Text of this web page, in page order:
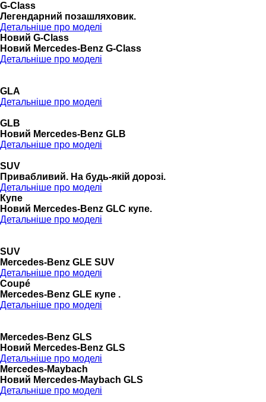
G-Class
Легендарний позашляховик.
Детальніше про моделі
Новий G-Class
Новий Mercedes-Benz G-Class
Детальніше про моделі
GLA
Детальніше про моделі
GLB
Новий Mercedes-Benz GLB
Детальніше про моделі
SUV
Привабливий. На будь-якій дорозі.
Детальніше про моделі
Купе
Новий Mercedes-Benz GLС купе.
Детальніше про моделі
SUV
Mercedes-Benz GLE SUV
Детальніше про моделі
Coupé
Mercedes-Benz GLE купе .
Детальніше про моделі
Mercedes-Benz GLS
Новий Mercedes-Benz GLS
Детальніше про моделі
Mercedes-Maybach
Новий Mercedes-Maybach GLS
Детальніше про моделі